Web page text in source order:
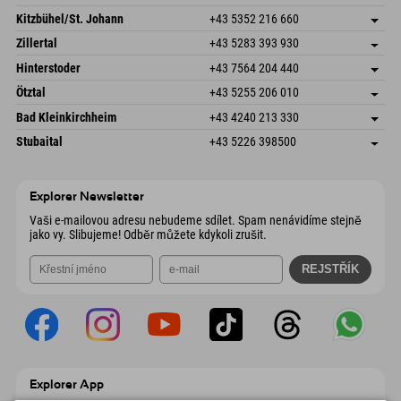
Dorfstr. 127b
6793 Gaschurn/Montafon
Rakousko
Uložit adresu
Informace o příjezdu
Objednat
Kitzbühel/St. Johann +43 5352 216 660
Speckbacherstraße 87
Rakousko
Uložit adresu
Objednat
Zillertal +43 5283 393 930
Schmiedau 2
6272 Kaltenbach im Zillertal
Rakousko
Uložit adresu
Informace o příjezdu
Objednat
Hinterstoder +43 7564 204 440
Freizeitpark 10
Rakousko
Uložit adresu
Objednat
Ötztal +43 5255 206 010
Gscheat 14
6441 Umhausen
Rakousko
Uložit adresu
Informace o příjezdu
Objednat
Bad Kleinkirchheim +43 4240 213 330
Dorfstraße 24
Uložit adresu
Stubaital +43 5226 398500
Explorer Newsletter
Vaši e-mailovou adresu nebudeme sdílet. Spam nenávidíme stejně
jako vy. Slibujeme! Odběr můžete kdykoli zrušit.
Explorer App